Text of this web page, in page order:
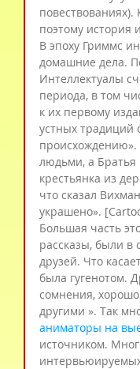
поэтому история
В эпоху Гриммс
домашние дела.
Интеллектуалы
периода, в том
к их первому
устных традиций
людьми, а Братья
крестьянка из
что сказал
украшено».
Большая часть
рассказы, были в
друзей. Что
была гугенотом.
сомнения,
другими ». Так
аниматоры на
источником.